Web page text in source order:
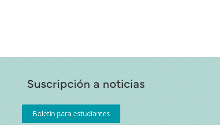
Suscripción a noticias